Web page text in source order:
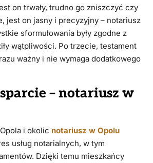
on trwały, trudno go zniszczyć czy
jest on jasny i precyzyjny – notariusz
sformułowania były zgodne z
wątpliwości. Po trzecie, testament
ważny i nie wymaga dodatkowego
– notariusz w
i okolic notariusz w Opolu
usług notarialnych, w tym
Dzięki temu mieszkańcy